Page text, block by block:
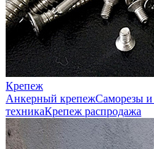
Крепеж
Анкерный крепежСаморезы
техникаКрепеж распродажа